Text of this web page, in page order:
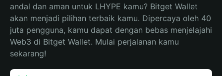
andal dan aman untuk LHYPE kamu? Bitget Wallet
akan menjadi pilihan terbaik kamu. Dipercaya oleh 40
juta pengguna, kamu dapat dengan bebas menjelajahi
Web3 di Bitget Wallet. Mulai perjalanan kamu
sekarang!